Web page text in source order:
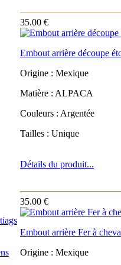
35.00 €
Embout arrière découpe
Origine : Mexique
Matière : ALPACA
Couleurs : Argentée
Tailles : Unique
Détails du produit...
35.00 €
Embout arrière Fer à
Origine : Mexique